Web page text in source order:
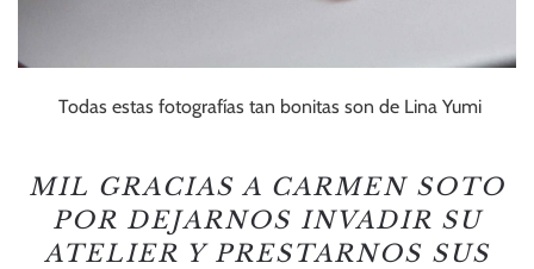
Todas estas fotografías tan bonitas son de Lina Yumi
MIL GRACIAS A CARMEN SOTO
POR DEJARNOS INVADIR SU
ATELIER Y PRESTARNOS SUS